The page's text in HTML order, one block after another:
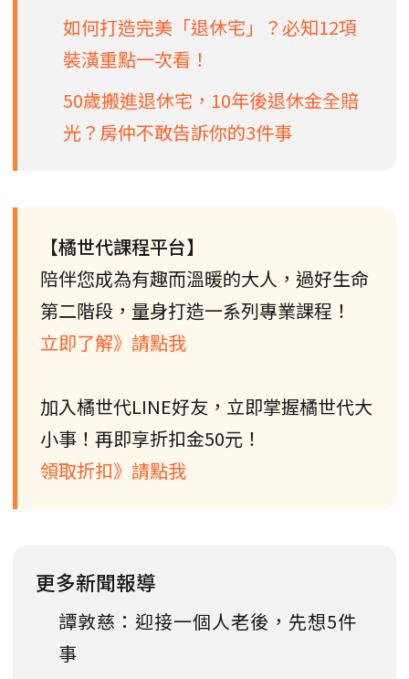
如何打造完美「退休宅」？必知12項
裝潢重點一次看！
50歲搬進退休宅，10年後退休金全賠
光？房仲不敢告訴你的3件事
【橘世代課程平台】
陪伴您成為有趣而溫暖的大人，過好生命
第二階段，量身打造一系列專業課程！
立即了解》請點我
加入橘世代LINE好友，立即掌握橘世代大
小事！再即享折扣金50元！
領取折扣》請點我
更多新聞報導
譚敦慈：迎接一個人老後，先想5件
事